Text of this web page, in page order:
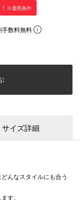
※適用条件
手数料無料
サイズ詳細
んなスタイルにも合う
す。